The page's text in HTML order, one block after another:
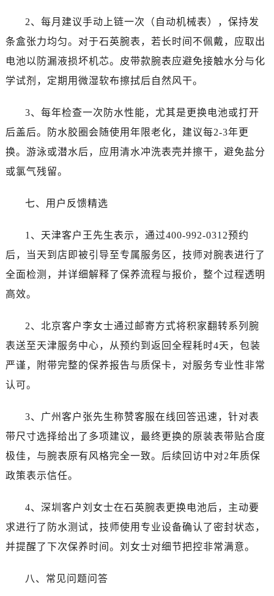
2、每月建议手动上链一次（自动机械表），保持发
条盒张力均匀。对于石英腕表，若长时间不佩戴，应取出
电池以防漏液损坏机芯。皮带款腕表应避免接触水分与化
学试剂，定期用微湿软布擦拭后自然风干。
3、每年检查一次防水性能，尤其是更换电池或打开
后盖后。防水胶圈会随使用年限老化，建议每2-3年更
换。游泳或潜水后，应用清水冲洗表壳并擦干，避免盐分
或氯气残留。
七、用户反馈精选
1、天津客户王先生表示，通过400-992-0312预约
后，当天到店即被引导至专属服务区，技师对腕表进行了
全面检测，并详细解释了保养流程与报价，整个过程透明
高效。
2、北京客户李女士通过邮寄方式将积家翻转系列腕
表送至天津服务中心，从预约到返回全程耗时4天，包装
严谨，附带完整的保养报告与质保卡，对服务专业性非常
认可。
3、广州客户张先生称赞客服在线回答迅速，针对表
带尺寸选择给出了多项建议，最终更换的原装表带贴合度
极佳，与腕表原有风格完全一致。后续回访中对2年质保
政策表示信任。
4、深圳客户刘女士在石英腕表更换电池后，主动要
求进行了防水测试，技师使用专业设备确认了密封状态，
并提醒了下次保养时间。刘女士对细节把控非常满意。
八、常见问题问答